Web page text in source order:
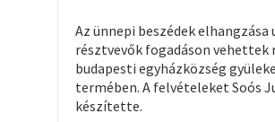
Az ünnepi beszédek elhangzása
résztvevők fogadáson vehettek
budapesti egyházközség
termében. A felvételeket Soós
készítette.